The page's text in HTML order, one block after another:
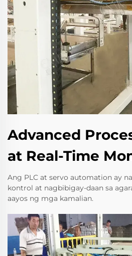
Advanced
at Real-Time
Ang PLC at servo automation ay
kontrol at nagbibigay-daan sa
aayos ng mga kamalian.